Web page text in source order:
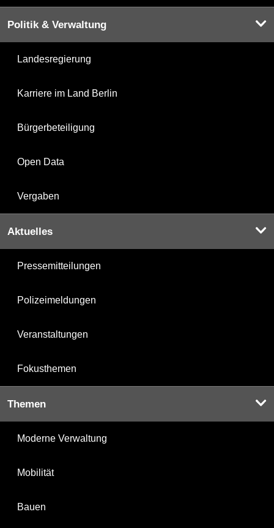
Politik & Verwaltung
Landesregierung
Karriere im Land Berlin
Bürgerbeteiligung
Open Data
Vergaben
Aktuelles
Pressemitteilungen
Polizeimeldungen
Veranstaltungen
Fokusthemen
Themen
Moderne Verwaltung
Mobilität
Bauen